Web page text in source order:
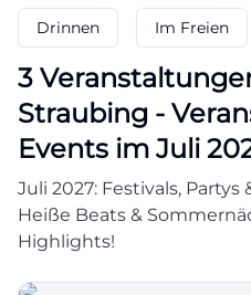
Drinnen Im Freien
3
Straubing -
Events im Juli
Juli 2027: Festivals, Partys
Heiße Beats &
Highlights!